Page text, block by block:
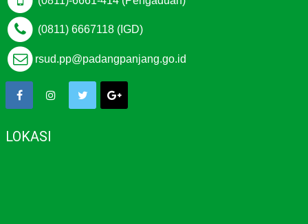
(0811) 6667118 (IGD)
rsud.pp@padangpanjang.go.id
LOKASI